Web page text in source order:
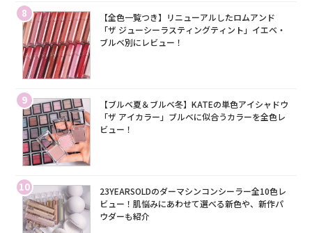
8
【全色一覧つき】リニューアルしたロムアンド
「ザ ジューシーラスティングティント」イエベ・
ブルベ別にレビュー！
9
【ブルベ夏＆ブルベ冬】KATEの単色アイシャドウ
「ザ アイカラー」ブルベに似合うカラーを全色レ
ビュー！
10
23YEARSOLDのダーマシンコンシーラー全10色レ
ビュー！肌悩みにあわせて選べる新色や、新作パ
ウダーも紹介